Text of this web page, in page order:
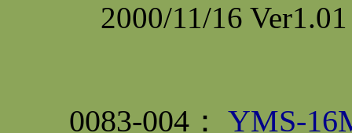
2000/11/16
0083-004： YMS-